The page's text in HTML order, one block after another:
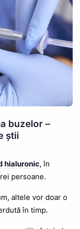
buzelor –
știi
hialuronic, în
persoane.
altele vor doar o
în timp.